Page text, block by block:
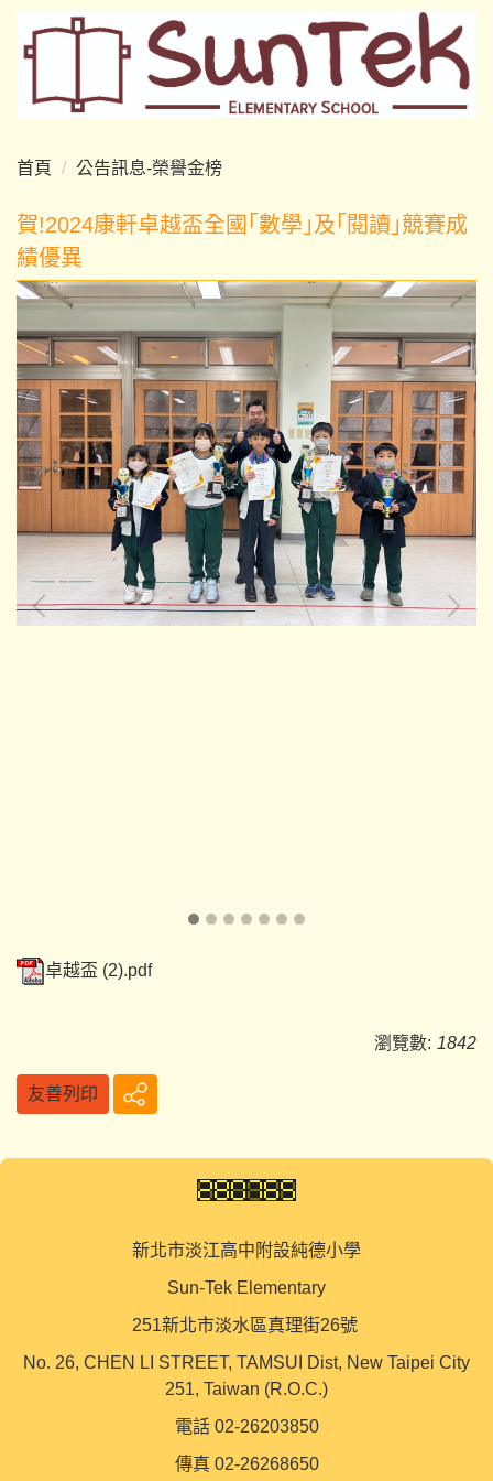
到
容
首頁 公告訊息-榮譽金榜
賀!2024康軒卓越盃全國｢數學｣及｢閱讀｣競賽成
績優異
卓越盃 (2).pdf
瀏覽數: 1842
友善列印
新北市淡江高中附設純德小學
Sun-Tek Elementary
251新北市淡水區真理街26號
No. 26, CHEN LI STREET, TAMSUI Dist, New Taipei City
251, Taiwan (R.O.C.)
電話 02-26203850
傳真 02-26268650